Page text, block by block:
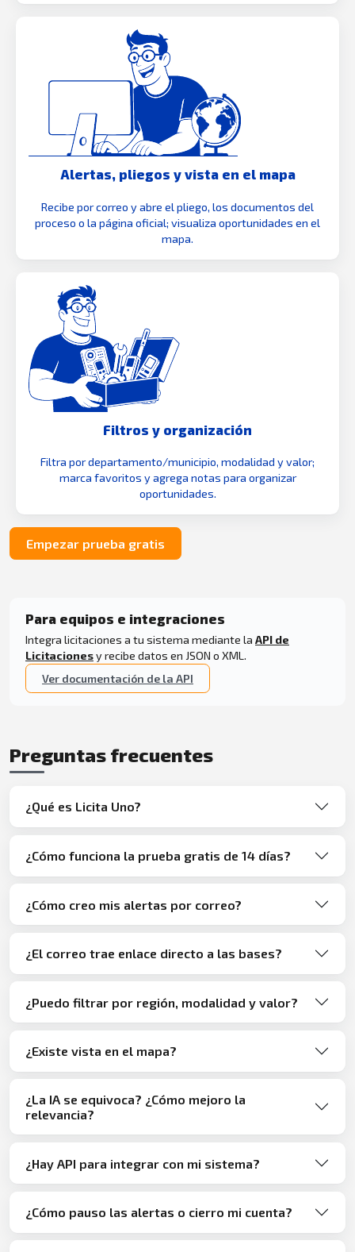
Alertas, pliegos y vista en el mapa
Recibe por correo y abre el pliego, los documentos del
proceso o la página oficial; visualiza oportunidades en el
mapa.
Filtros y organización
Filtra por departamento/municipio, modalidad y valor;
marca favoritos y agrega notas para organizar
oportunidades.
Empezar prueba gratis
Para equipos e integraciones
Integra licitaciones a tu sistema mediante la API de
Licitacionesy recibe datos en JSON o XML.
Ver documentación de la API
Preguntas frecuentes
¿Qué es Licita Uno?
¿Cómo funciona la prueba gratis de 14 días?
¿Cómo creo mis alertas por correo?
¿El correo trae enlace directo a las bases?
¿Puedo filtrar por región, modalidad y valor?
¿Existe vista en el mapa?
¿La IA se equivoca? ¿Cómo mejoro la
relevancia?
¿Hay API para integrar con mi sistema?
¿Cómo pauso las alertas o cierro mi cuenta?